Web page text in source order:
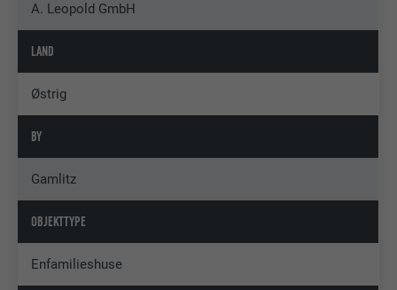
A. Leopold GmbH
LAND
Østrig
BY
Gamlitz
OBJEKTTYPE
Enfamilieshuse